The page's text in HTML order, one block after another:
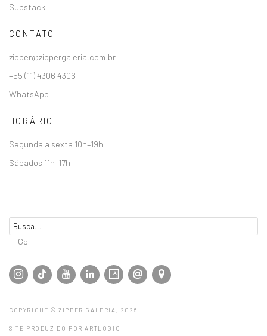
Substack
CONTATO
zipper@zippergaleria.com.br
+55 (11) 4306 4306
WhatsApp
HORÁRIO
Segunda a sexta 10h–19h
Sábados 11h–17h
Go
COPYRIGHT © ZIPPER GALERIA, 2026.
SITE PRODUZIDO POR ARTLOGIC